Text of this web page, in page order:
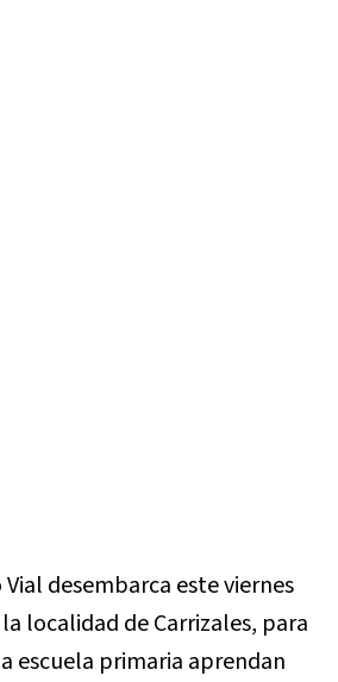
desembarca este viernes
localidad de Carrizales, para
escuela primaria aprendan